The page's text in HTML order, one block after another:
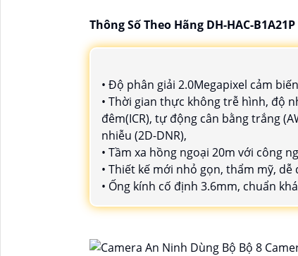
Thông Số Theo Hãng DH-HAC-
• Độ phân giải 2.0Megapixel cảm
• Thời gian thực không trễ hình, độ
đêm(ICR), tự động cân bằng trắng
nhiễu (2D-DNR),
• Tầm xa hồng ngoại 20m với công
• Thiết kế mới nhỏ gọn, thẩm mỹ, dễ
• Ống kính cố định 3.6mm, chuẩn